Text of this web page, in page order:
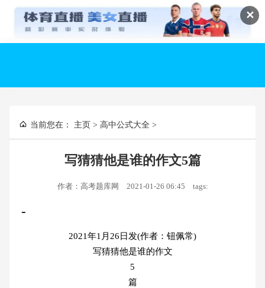
✕
当前您在： 主页 > 高中公式大全 >
写猜猜他是谁的作文5篇
作者：高考题库网 2021-01-26 06:45 tags:
-
2021年1月26日发(作者：钮佩常)
写猜猜他是谁的作文
5
篇